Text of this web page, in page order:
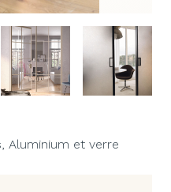
Aluminium et verre